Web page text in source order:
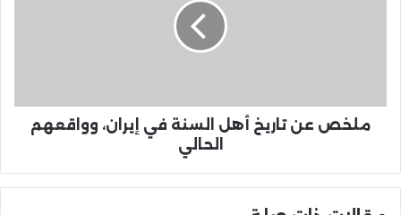
ملخص عن تاريخ أهل السنة في إيران، وواقعهم
الحالي